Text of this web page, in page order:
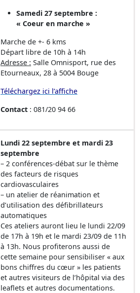
Samedi 27 septembre :
« Coeur en marche »
Marche de +- 6 kms
Départ libre de 10h à 14h
Adresse : Salle Omnisport, rue des
Etourneaux, 28 à 5004 Bouge
Téléchargez ici l’affiche
Contact : 081/20 94 66
Lundi 22 septembre et mardi 23
septembre
– 2 conférences-débat sur le thème
des facteurs de risques
cardiovasculaires
– un atelier de réanimation et
d’utilisation des défibrillateurs
automatiques
Ces ateliers auront lieu le lundi 22/09
de 17h à 19h et le mardi 23/09 de 11h
à 13h. Nous profiterons aussi de
cette semaine pour sensibiliser « aux
bons chiffres du cœur » les patients
et autres visiteurs de l’hôpital via des
leaflets et autres documentations.